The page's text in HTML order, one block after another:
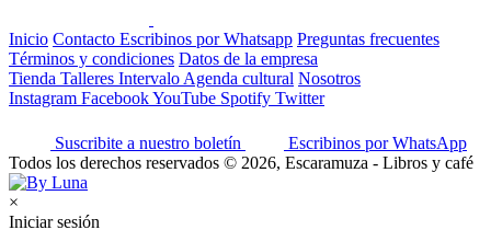
Inicio Contacto Escribinos por Whatsapp Preguntas frecuentes
Términos y condiciones Datos de la empresa
Tienda Talleres Intervalo Agenda cultural Nosotros
Instagram FacebookYouTube Spotify Twitter
Suscribite a nuestro boletín
Escribinos por WhatsApp
Todos los derechos reservados © 2026, Escaramuza - Libros y café
×
Iniciar sesión